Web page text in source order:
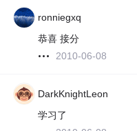
ronniegxq
恭喜 接分
2010-06-08
DarkKnightLeon
学习了